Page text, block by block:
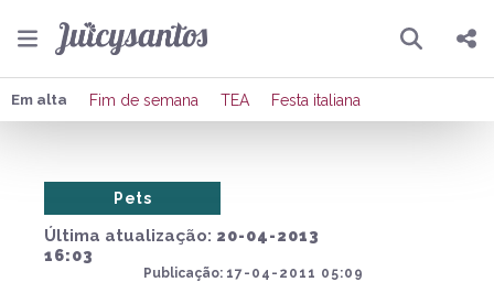
Pesquisar
Compartilhar
Em alta Fim de semana TEA Festa italiana
Última atualização: 20-04-2013
16:03
Publicação: 17-04-2011 05:09
Pets